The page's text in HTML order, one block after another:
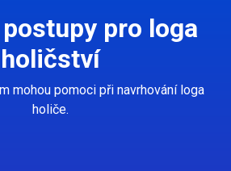
pro loga
holičství
mohou pomoci při navrhování loga
holiče.